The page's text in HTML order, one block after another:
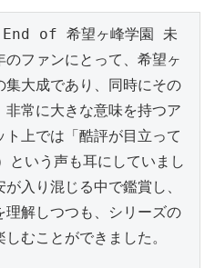
End of 希望ヶ峰学園 未
ファンにとって、希望ヶ
大成であり、同時にその
常に大きな意味を持つア
上では「酷評が目立って
という声も耳にしていまし
入り混じる中で鑑賞し、
解しつつも、シリーズの
むことができました。